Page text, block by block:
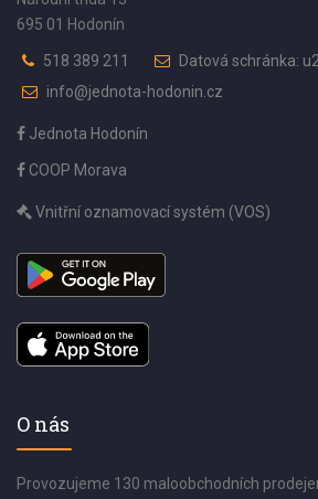
695 01 Hodonín
518 389 211
Datová schránka:
info@jednota-hodonin.cz
Jednota Hodonín
COOP Morava
Vnitřní oznamovací systém (VOS)
O nás
Provozujeme 130 maloobchodních